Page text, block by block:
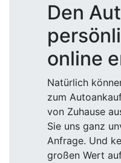
Den
online
Natürlich
zum
von Zuhause
Sie uns ganz
Anfrage. Und
großen Wert